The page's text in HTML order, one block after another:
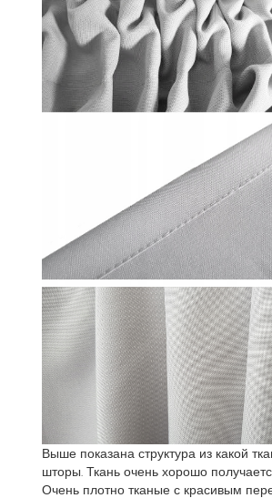
Выше показана структура из какой
шторы. Ткань очень хорошо
Очень плотно тканые с красивым